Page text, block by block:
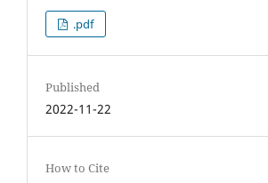
.pdf
Published
2022-11-22
How to Cite